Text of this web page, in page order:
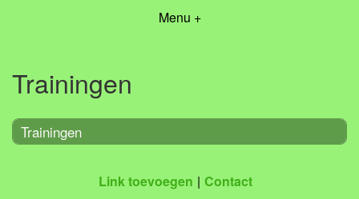
Menu +
Trainingen
Trainingen
Link toevoegen Contact